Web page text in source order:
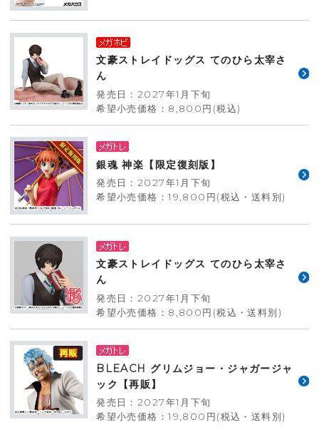
文豪ストレイドッグス てのひら太宰さ
ん
発売日：2027年1月下旬
希望小売価格：8,800円(税込)
銀魂 神楽【限定復刻版】
発売日：2027年1月下旬
希望小売価格：19,800円(税込・送料別)
文豪ストレイドッグス てのひら太宰さ
ん
発売日：2027年1月下旬
希望小売価格：8,800円(税込・送料別)
BLEACH グリムジョー・ジャガージャ
ック【再販】
発売日：2027年1月下旬
希望小売価格：19,800円(税込・送料別)